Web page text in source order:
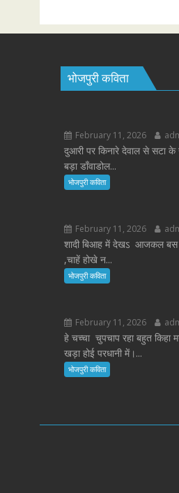
भोजपुरी कविता
February 11, 2026
दुआरी पर किनारे देवाल से सटा
बड़ा डाँवाडोल...
भोजपुरी कविता
February 11, 2026
शादी बिआह में देखऽ आजकल बस
,चाहें होखे न...
भोजपुरी कविता
February 11, 2026
हे चच्चा चुपचाप रहा बहुत किहा
खड़ा होई परधानी में।...
भोजपुरी कविता